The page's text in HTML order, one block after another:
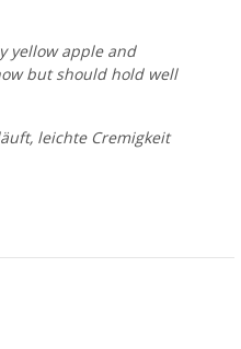
yellow apple and
but should hold well
leichte Cremigkeit